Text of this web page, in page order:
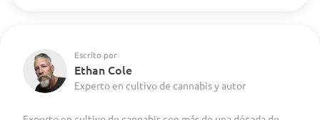
Escrito por
Ethan Cole
Experto en cultivo de cannabis y autor